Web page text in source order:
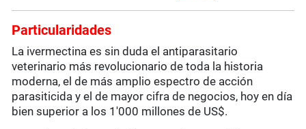
Particularidades
La ivermectina es sin duda el antiparasitario
veterinario más revolucionario de toda la historia
moderna, el de más amplio espectro de acción
parasiticida y el de mayor cifra de negocios, hoy en día
bien superior a los 1'000 millones de US$.